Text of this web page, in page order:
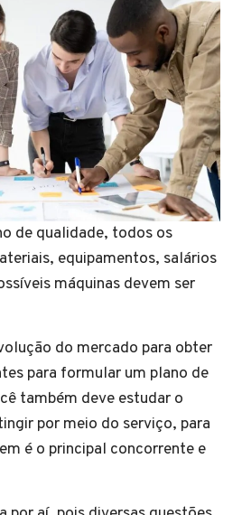
de qualidade, todos os
equipamentos, salários
máquinas devem ser
do mercado para obter
para formular um plano de
também deve estudar o
por meio do serviço, para
é o principal concorrente e